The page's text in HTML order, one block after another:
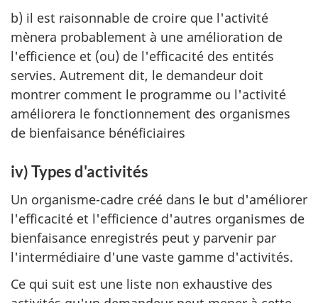
b) il est raisonnable de croire que l'activité
mènera probablement à une amélioration de
l'efficience et (ou) de l'efficacité des entités
servies. Autrement dit, le demandeur doit
montrer comment le programme ou l'activité
améliorera le fonctionnement des organismes
de bienfaisance bénéficiaires
iv) Types d'activités
Un organisme-cadre créé dans le but d'améliorer
l'efficacité et l'efficience d'autres organismes de
bienfaisance enregistrés peut y parvenir par
l'intermédiaire d'une vaste gamme d'activités.
Ce qui suit est une liste non exhaustive des